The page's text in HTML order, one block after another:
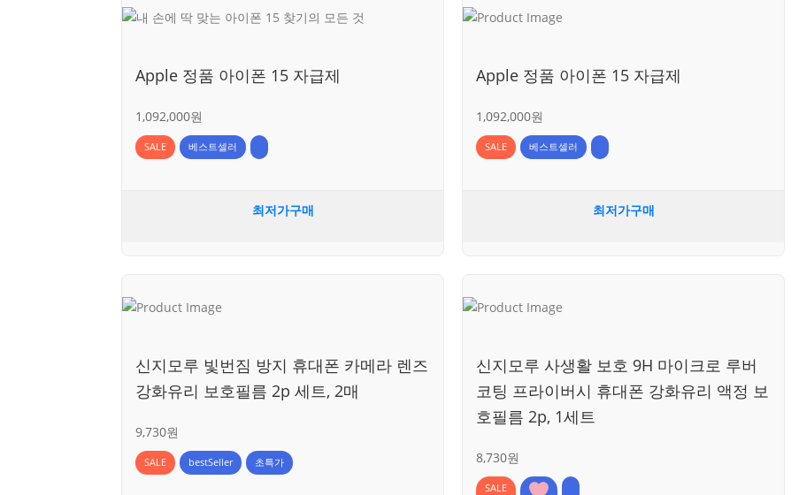
Apple 정품 아이폰 15 자급제
1,092,000원
SALE 베스트셀러
최저가구매
Apple 정품 아이폰 15 자급제
1,092,000원
SALE 베스트셀러
최저가구매
신지모루 빛번짐 방지 휴대폰 카메라 렌즈
강화유리 보호필름 2p 세트, 2매
9,730원
SALE bestSeller 초특가
신지모루 사생활 보호 9H 마이크로 루버
코팅 프라이버시 휴대폰 강화유리 액정 보
호필름 2p, 1세트
8,730원
SALE